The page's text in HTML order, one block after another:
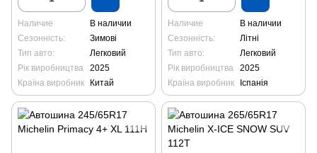
Наличие
В наличии
Сезонність:
Зимові
Тип авто:
Легковий
Рік виробництва
2025
Країна виробник
Китай
Наличие
В наличии
Сезонність:
Літні
Тип авто:
Легковий
Рік виробництва
2025
Країна виробник
Іспанія